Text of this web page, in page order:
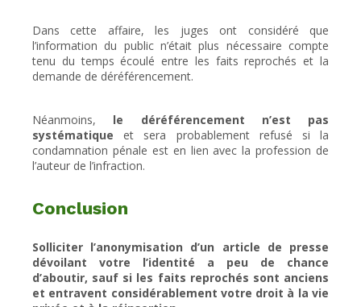
Dans cette affaire, les juges ont considéré que
l’information du public n’était plus nécessaire compte
tenu du temps écoulé entre les faits reprochés et la
demande de déréférencement.
Néanmoins, le déréférencement n’est pas
systématique et sera probablement refusé si la
condamnation pénale est en lien avec la profession de
l’auteur de l’infraction.
Conclusion
Solliciter l’anonymisation d’un article de presse
dévoilant votre l’identité a peu de chance
d’aboutir, sauf si les faits reprochés sont anciens
et entravent considérablement votre droit à la vie